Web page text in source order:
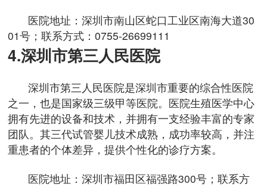
医院地址：深圳市南山区蛇口工业区南海大道30
01号；联系方式：0755-26699111
4.深圳市第三人民医院
深圳市第三人民医院是深圳市重要的综合性医院
之一，也是国家级三级甲等医院。医院生殖医学中心
拥有先进的设备和技术，并拥有一支经验丰富的专家
团队。其三代试管婴儿技术成熟，成功率较高，并注
重患者的个体差异，提供个性化的诊疗方案。
医院地址：深圳市福田区福强路300号；联系方